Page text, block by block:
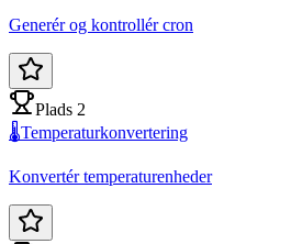
Generér og kontrollér cron
Plads 2
🌡️Temperaturkonvertering
Konvertér temperaturenheder